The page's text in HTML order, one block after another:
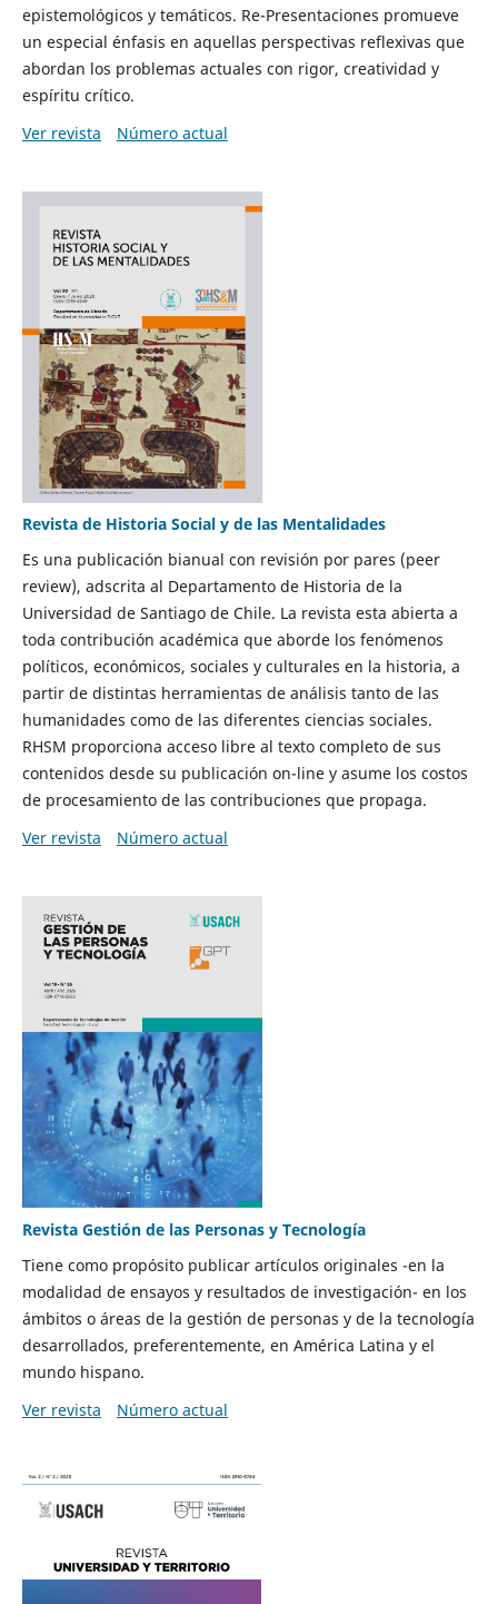
epistemológicos y temáticos. Re-Presentaciones promueve
un especial énfasis en aquellas perspectivas reflexivas que
abordan los problemas actuales con rigor, creatividad y
espíritu crítico.
Ver revista
Número actual
Revista de Historia Social y de las Mentalidades
Es una publicación bianual con revisión por pares (peer
review), adscrita al Departamento de Historia de la
Universidad de Santiago de Chile. La revista esta abierta a
toda contribución académica que aborde los fenómenos
políticos, económicos, sociales y culturales en la historia, a
partir de distintas herramientas de análisis tanto de las
humanidades como de las diferentes ciencias sociales.
RHSM proporciona acceso libre al texto completo de sus
contenidos desde su publicación on-line y asume los costos
de procesamiento de las contribuciones que propaga.
Ver revista
Número actual
Revista Gestión de las Personas y Tecnología
Tiene como propósito publicar artículos originales -en la
modalidad de ensayos y resultados de investigación- en los
ámbitos o áreas de la gestión de personas y de la tecnología
desarrollados, preferentemente, en América Latina y el
mundo hispano.
Ver revista
Número actual